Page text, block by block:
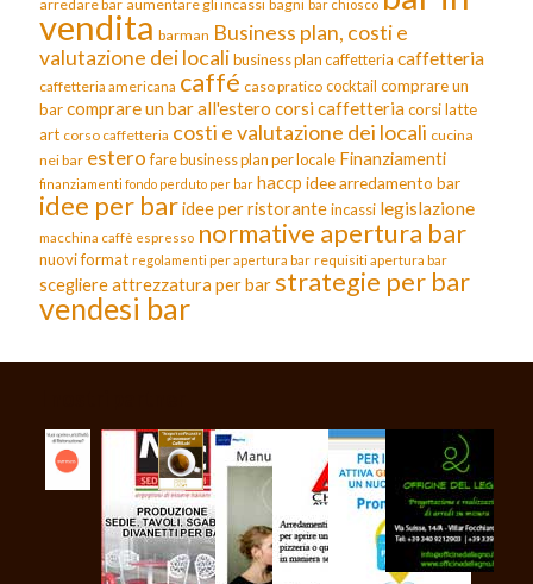
arredare bar aumentare gli incassi bagni bar chiosco
vendita barman Business plan, costi e
valutazione dei localibusiness plan caffetteria caffetteria
caffetteria americana caffé caso pratico cocktail comprare un
barcomprare un bar all'estero corsi caffetteriacorsi latte
art corso caffetteria costi e valutazione dei locali cucina
nei bar estero fare business plan per locale Finanziamenti
finanziamenti fondo perduto per bar haccp idee arredamento bar
idee per baridee per ristoranteincassi legislazione
macchina caffè espresso normative apertura bar
nuovi format regolamenti per apertura bar requisiti apertura bar
scegliere attrezzatura per bar strategie per bar
vendesi bar